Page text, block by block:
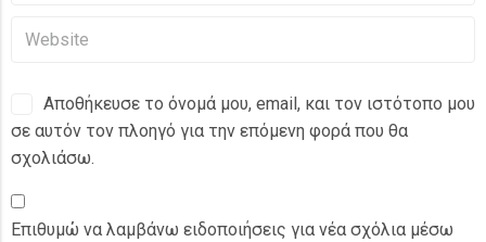
Αποθήκευσε το όνομά μου, email, και τον ιστότοπο μου
σε αυτόν τον πλοηγό για την επόμενη φορά που θα
σχολιάσω.
Επιθυμώ να λαμβάνω ειδοποιήσεις για νέα σχόλια μέσω